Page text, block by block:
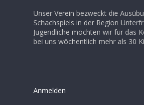
Unser Verein bezweckt die
Schachspiels in der Region
Jugendliche möchten wir für das
bei uns wöchentlich mehr als 30
Anmelden